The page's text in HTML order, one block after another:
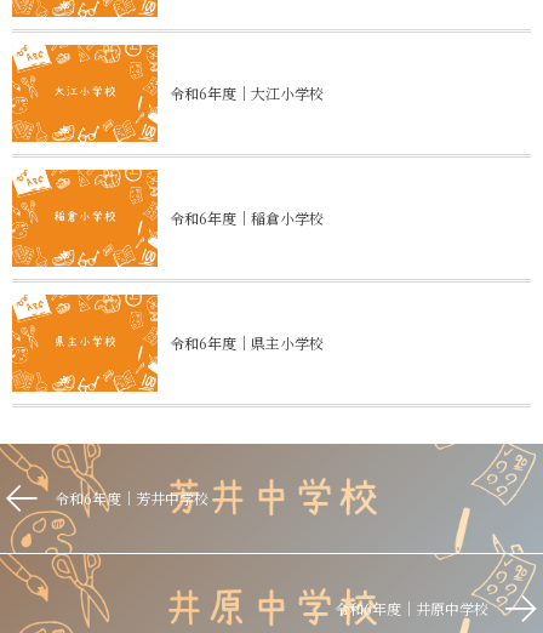
令和6年度｜大江小学校
令和6年度｜稲倉小学校
令和6年度｜県主小学校
令和6年度｜芳井中学校
令和6年度｜井原中学校